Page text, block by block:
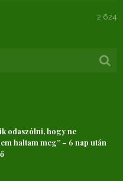
2 624
odaszólni, hogy ne
haltam meg” – 6 nap után